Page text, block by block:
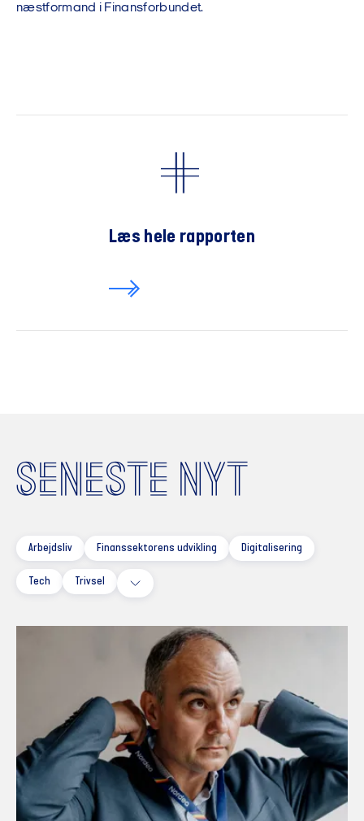
næstformand i Finansforbundet.
Læs hele rapporten
SENESTE NYT
Arbejdsliv Finanssektorens udvikling Digitalisering
Tech Trivsel